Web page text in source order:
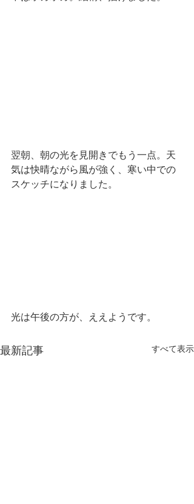
翌朝、朝の光を見開きでもう一点。天
気は快晴ながら風が強く、寒い中での
スケッチになりました。
光は午後の方が、ええようです。
最新記事 すべて表示